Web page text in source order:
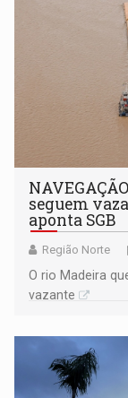
seguem
aponta SGB
Região Norte
O rio Madeira
vazante